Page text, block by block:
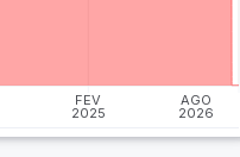
FEV
2025
AGO
2026